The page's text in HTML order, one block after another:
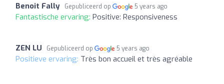
Benoit Fally Gepubliceerd op 5 years ago
Fantastische ervaring: Positive: Responsiveness
ZEN LU Gepubliceerd op 5 years ago
Positieve ervaring: Très bon accueil et très agréable